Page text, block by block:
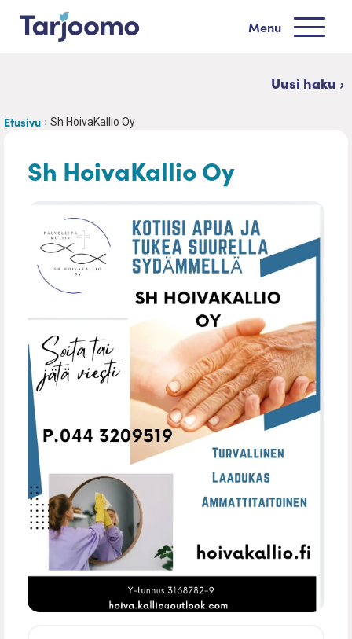
Siirry sisältöön
Menu
Uusi haku ›
Etusivu Sh HoivaKallio Oy
Sh HoivaKallio Oy